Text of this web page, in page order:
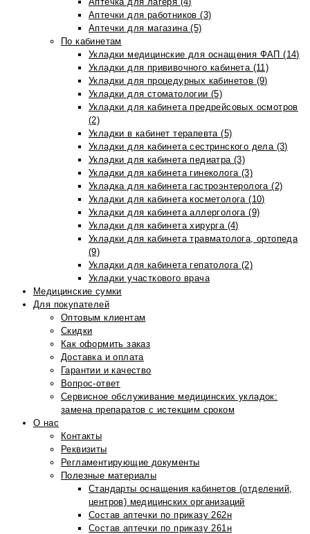
Аптечки для работников (3)
Аптечки для магазина (5)
По кабинетам
Укладки медицинские для оснащения ФАП (14)
Укладки для прививочного кабинета (11)
Укладки для процедурных кабинетов (9)
Укладки для стоматологии (5)
Укладки для кабинета предрейсовых осмотров
(2)
Укладки в кабинет терапевта (5)
Укладки для кабинета сестринского дела (3)
Укладки для кабинета педиатра (3)
Укладки для кабинета гинеколога (3)
Укладка для кабинета гастроэнтеролога (2)
Укладки для кабинета косметолога (10)
Укладки для кабинета аллерголога (9)
Укладки для кабинета хирурга (4)
Укладки для кабинета травматолога, ортопеда
(9)
Укладки для кабинета гепатолога (2)
Укладки участкового врача
Медицинские сумки
Для покупателей
Оптовым клиентам
Скидки
Как оформить заказ
Доставка и оплата
Гарантии и качество
Вопрос-ответ
Сервисное обслуживание медицинских укладок:
замена препаратов с истекшим сроком
О нас
Контакты
Реквизиты
Регламентирующие документы
Полезные материалы
Стандарты оснащения кабинетов (отделений,
центров) медицинских организаций
Состав аптечки по приказу 262н
Состав аптечки по приказу 261н